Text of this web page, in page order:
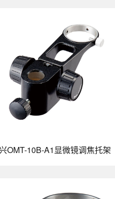
OMT-10B-A1显微镜调焦托架